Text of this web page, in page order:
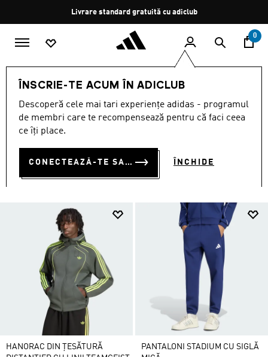
Oprește
rotația
Livrare standard gratuită cu adiclub
0
ÎNSCRIE-TE ACUM ÎN ADICLUB
Descoperă cele mai tari experiențe adidas - programul
de membri care te recompensează pentru că faci ceea
ce îți place.
CONECTEAZĂ-TE SAU ÎNSCRIE-TE ACUM ÎNCHIDE
BĂRBAȚI ÎMBRĂCĂMINTE
ÎMBRĂCĂMINTE (5004)
HANORAC DIN ȚESĂTURĂ
PANTALONI STADIUM CU SIGLĂ